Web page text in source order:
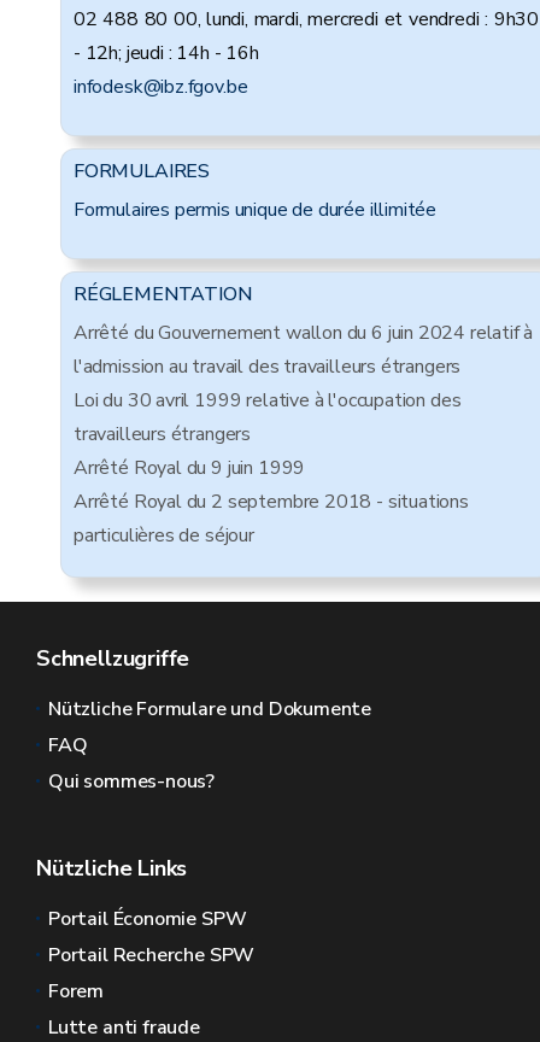
02 488 80 00, lundi, mardi, mercredi et vendredi : 9h30
- 12h; jeudi : 14h - 16h
infodesk@ibz.fgov.be
FORMULAIRES
Formulaires permis unique de durée illimitée
RÉGLEMENTATION
Arrêté du Gouvernement wallon du 6 juin 2024 relatif à
l'admission au travail des travailleurs étrangers
Loi du 30 avril 1999 relative à l'occupation des
travailleurs étrangers
Arrêté Royal du 9 juin 1999
Arrêté Royal du 2 septembre 2018 - situations
particulières de séjour
Schnellzugriffe
Nützliche Formulare und Dokumente
FAQ
Qui sommes-nous?
Nützliche Links
Portail Économie SPW
Portail Recherche SPW
Forem
Lutte anti fraude